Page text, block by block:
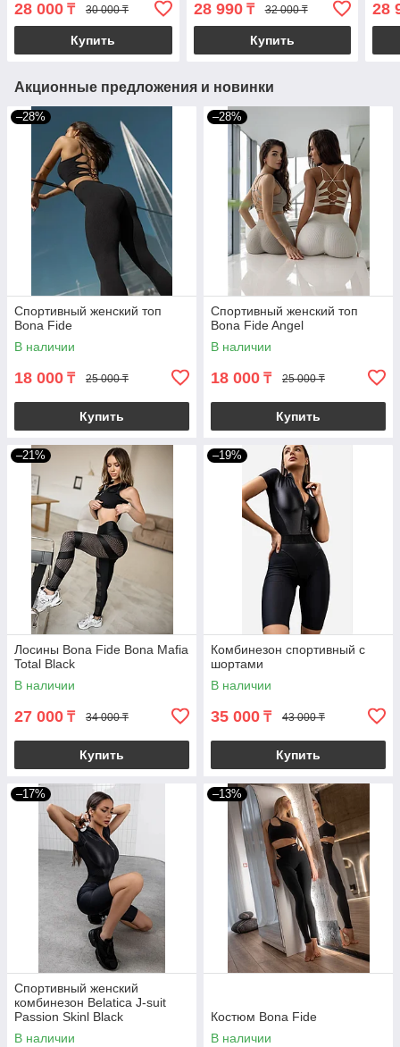
28 000 ₸ 30 000 ₸
Купить
28 990₸ 32 000 ₸
Купить
28
Акционные предложения и новинки
–28%
Спортивный женский топ
Bona Fide
В наличии
18 000 ₸ 25 000 ₸
Купить
–28%
Спортивный женский топ
Bona Fide Angel
В наличии
18 000 ₸ 25 000 ₸
Купить
–21%
Лосины Bona Fide Bona Mafia
Total Black
В наличии
27 000 ₸ 34 000 ₸
Купить
–19%
Комбинезон спортивный с
шортами
В наличии
35 000 ₸ 43 000 ₸
Купить
–17%
Спортивный женский
комбинезон Belatica J-suit
Passion Skinl Black
В наличии
–13%
Костюм Bona Fide
В наличии